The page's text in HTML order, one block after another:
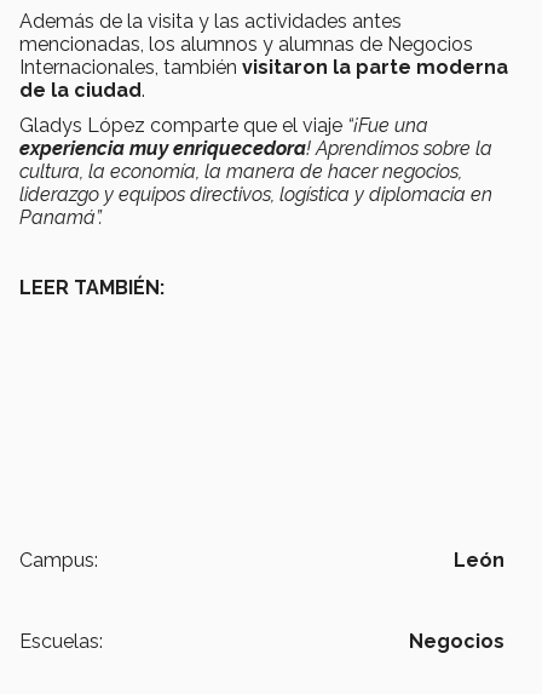
Además de la visita y las actividades antes
mencionadas, los alumnos y alumnas de Negocios
Internacionales, también visitaron la parte moderna
de la ciudad.
Gladys López comparte que el viaje “¡Fue una
experiencia muy enriquecedora! Aprendimos sobre la
cultura, la economía, la manera de hacer negocios,
liderazgo y equipos directivos, logística y diplomacia en
Panamá”.
LEER TAMBIÉN:
Campus: León
Escuelas: Negocios